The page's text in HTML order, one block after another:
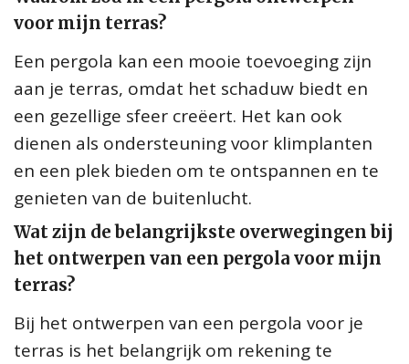
voor mijn terras?
Een pergola kan een mooie toevoeging zijn
aan je terras, omdat het schaduw biedt en
een gezellige sfeer creëert. Het kan ook
dienen als ondersteuning voor klimplanten
en een plek bieden om te ontspannen en te
genieten van de buitenlucht.
Wat zijn de belangrijkste overwegingen bij
het ontwerpen van een pergola voor mijn
terras?
Bij het ontwerpen van een pergola voor je
terras is het belangrijk om rekening te